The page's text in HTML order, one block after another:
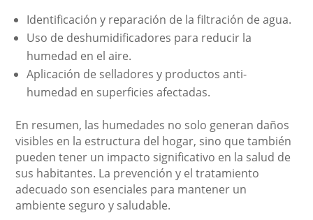
Identificación y reparación de la filtración de agua.
Uso de deshumidificadores para reducir la
humedad en el aire.
Aplicación de selladores y productos anti-
humedad en superficies afectadas.
En resumen, las humedades no solo generan daños
visibles en la estructura del hogar, sino que también
pueden tener un impacto significativo en la salud de
sus habitantes. La prevención y el tratamiento
adecuado son esenciales para mantener un
ambiente seguro y saludable.